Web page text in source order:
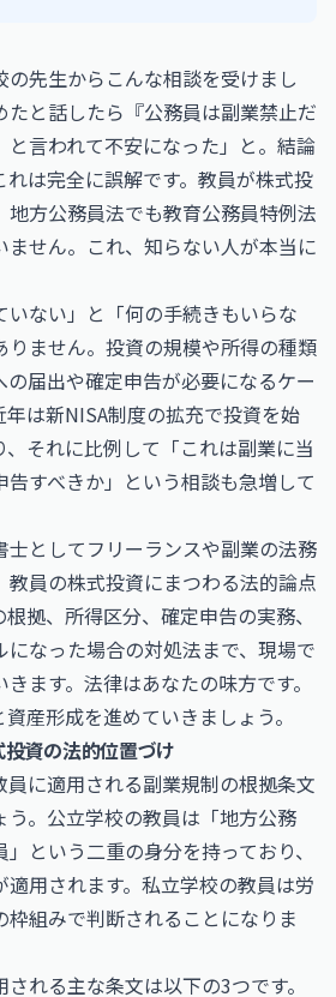
先生からこんな相談を受けまし
たと話したら『公務員は副業禁止だ
と言われて不安になった」と。結論
は完全に誤解です。教員が株式投
地方公務員法でも教育公務員特例法
ません。これ、知らない人が本当に
いない」と「何の手続きもいらな
りません。投資の規模や所得の種類
の届出や確定申告が必要になるケー
は新NISA制度の拡充で投資を始
それに比例して「これは副業に当
告すべきか」という相談も急増して
士としてフリーランスや副業の法務
員の株式投資にまつわる法的論点
拠、所得区分、確定申告の実務、
になった場合の対処法まで、現場で
ます。法律はあなたの味方です。
産形成を進めていきましょう。
資の法的位置づけ
員に適用される副業規制の根拠条文
う。公立学校の教員は「地方公務
という二重の身分を持っており、
適用されます。私立学校の教員は労
組みで判断されることになりま
れる主な条文は以下の3つです。